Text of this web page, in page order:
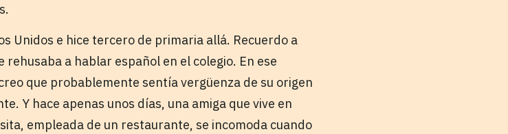
Unidos e hice tercero de primaria allá. Recuerdo a
rehusaba a hablar español en el colegio. En ese
que probablemente sentía vergüenza de su origen
Y hace apenas unos días, una amiga que vive en
empleada de un restaurante, se incomoda cuando